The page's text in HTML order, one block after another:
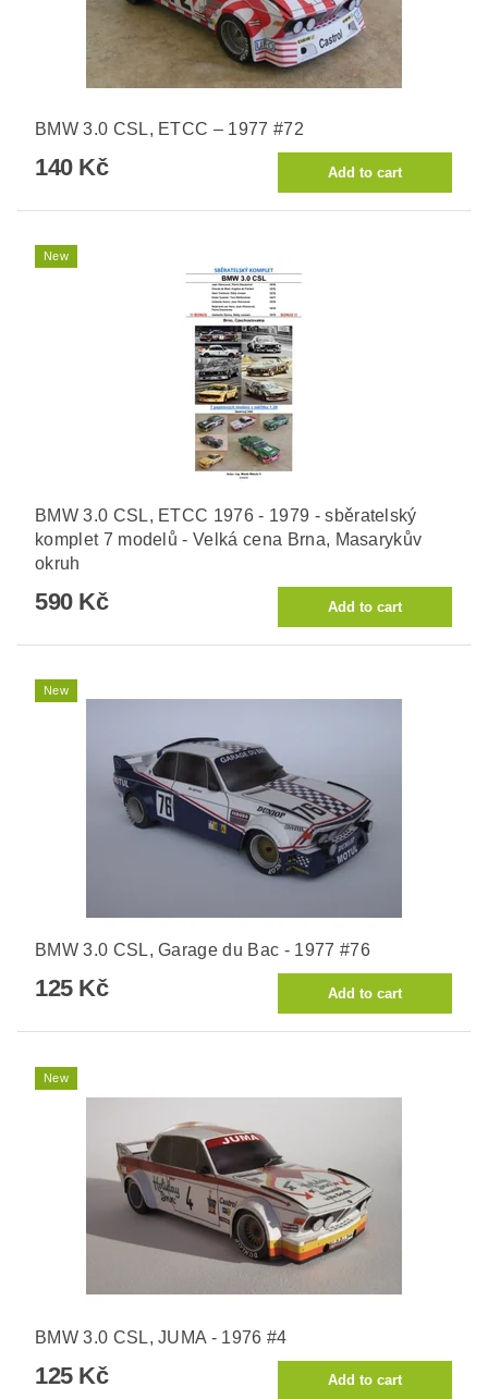
BMW 3.0 CSL, ETCC – 1977 #72
140 Kč
New
BMW 3.0 CSL, ETCC 1976 - 1979 - sběratelský
komplet 7 modelů - Velká cena Brna, Masarykův
okruh
590 Kč
New
BMW 3.0 CSL, Garage du Bac - 1977 #76
125 Kč
New
BMW 3.0 CSL, JUMA - 1976 #4
125 Kč